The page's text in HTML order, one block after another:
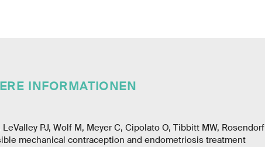
INFORMATIONEN
PJ, Wolf M, Meyer C, Cipolato O, Tibbitt MW, Rosendorf
mechanical contraception and endometriosis treatment